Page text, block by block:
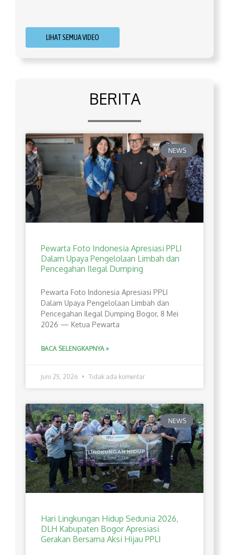
LIHAT SEMUA VIDEO
BERITA
NEWS
Pewarta Foto Indonesia Apresiasi PPLI
Dalam Upaya Pengelolaan Limbah dan
Pencegahan Ilegal Dumping
Pewarta Foto Indonesia Apresiasi PPLI
Dalam Upaya Pengelolaan Limbah dan
Pencegahan Ilegal Dumping Bogor, 8 Mei
2026 — Ketua Pewarta
BACA SELENGKAPNYA »
Juni 25, 2026 Tidak ada komentar
NEWS
Hari Lingkungan Hidup Sedunia 2026,
DLH Kabupaten Bogor Apresiasi
Gerakan Bersama Aksi Hijau PPLI